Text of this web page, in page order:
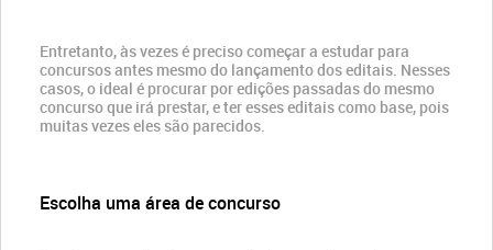
Entretanto, às vezes é preciso começar a estudar para
concursos antes mesmo do lançamento dos editais. Nesses
casos, o ideal é procurar por edições passadas do mesmo
concurso que irá prestar, e ter esses editais como base, pois
muitas vezes eles são parecidos.
Escolha uma área de concurso